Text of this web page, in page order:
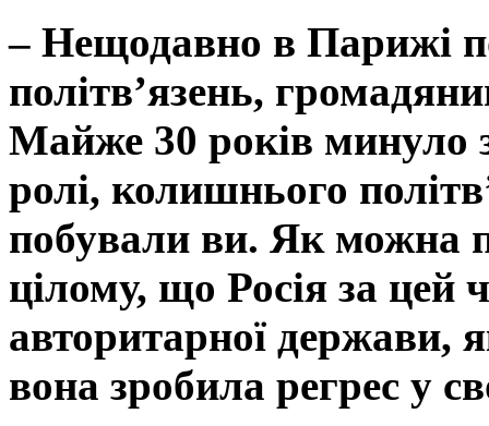
– Нещодавно в Парижі
політв’язень,
Майже 30 років минуло
ролі, колишнього
побували ви. Як можна
цілому, що Росія за цей
авторитарної
вона зробила регрес у